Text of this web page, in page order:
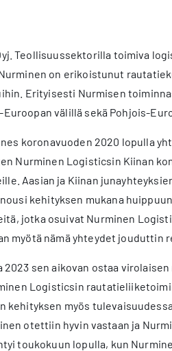
Teollisuussektorilla toimiva
on erikoistunut
Erityisesti Nurmisen
välillä sekä Pohjois-
koronavuoden 2020 lopulla
Nurminen Logisticsin Kiinan
Aasian ja Kiinan
kehityksen mukana
jotka osuivat Nurminen
myötä nämä yhteydet jouduttin
sen aikovan ostaa
Logisticsin
kehityksen myös
otettiin hyvin vastaan ja
toukokuun lopulla, kun